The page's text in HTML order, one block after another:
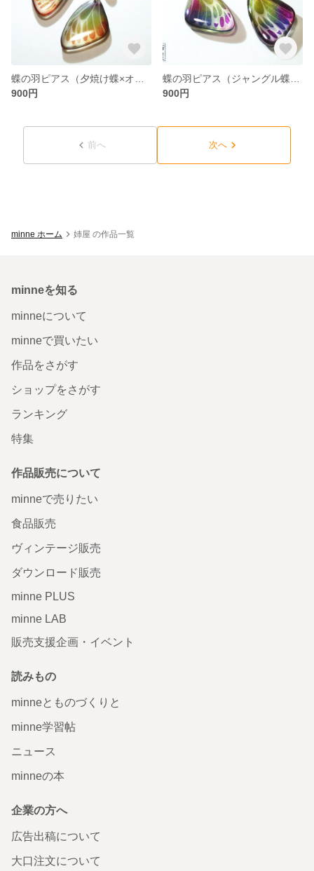
900円
900円
前へ 次へ
minne ホーム 姉屋 の作品一覧
minneを知る
minneについて
minneで買いたい
作品をさがす
ショップをさがす
ランキング
特集
作品販売について
minneで売りたい
食品販売
ヴィンテージ販売
ダウンロード販売
minne PLUS
minne LAB
販売支援企画・イベント
読みもの
minneとものづくりと
minne学習帖
ニュース
minneの本
企業の方へ
広告出稿について
大口注文について